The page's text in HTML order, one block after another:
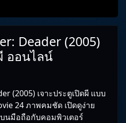
Deader (2005)
ออนไลน์
(2005) เจาะประตูเปิดผี แบบ
24 ภาพคมชัด เปิดดูง่าย
นมือถือกับคอมพิวเตอร์